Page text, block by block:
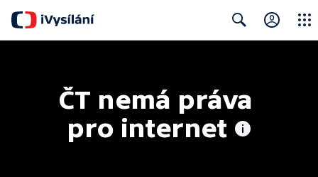
ČT nemá práva
pro internet